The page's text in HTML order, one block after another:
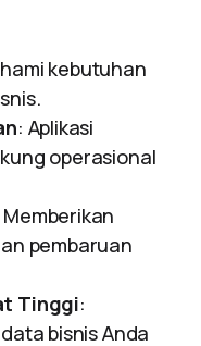
kebutuhan
: Aplikasi
operasional
Memberikan
pembaruan
Tinggi:
bisnis Anda